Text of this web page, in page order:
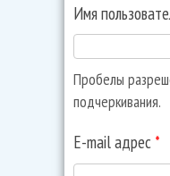
Имя
Пробелы
подчеркивания.
E-mail адрес *